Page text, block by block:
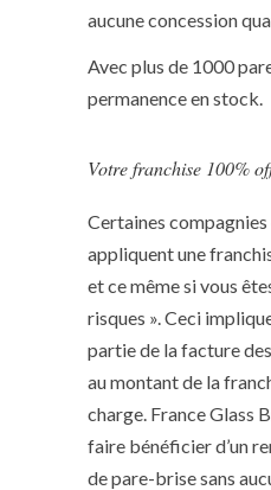
aucune concession
Avec plus de 1000
permanence en stock.
Votre franchise 100%
Certaines compagnies
appliquent une
et ce même si vous
risques ». Ceci
partie de la facture
au montant de la
charge. France Glass
faire bénéficier d’un
de pare-brise sans